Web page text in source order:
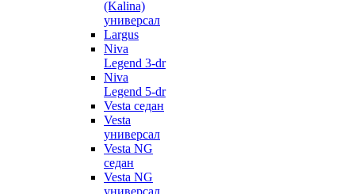
(Kalina)
универсал
Largus
Niva
Legend 3-dr
Niva
Legend 5-dr
Vesta седан
Vesta
универсал
Vesta NG
седан
Vesta NG
универсал